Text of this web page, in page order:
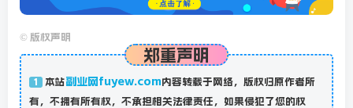
© 版权声明
郑重声明
1 本站副业网fuyew.com内容转载于网络，版权归原作者所
有，不拥有所有权，不承担相关法律责任，如果侵犯了您的权